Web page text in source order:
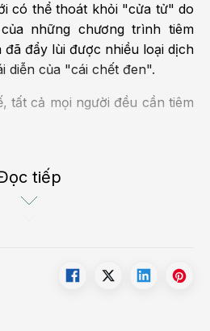
có thể thoát khỏi "cửa tử" do
những chương trình tiêm
đã đẩy lùi được nhiều loại dịch
diễn của "cái chết đen".
tất cả mọi người đều cần tiêm
bệnh do hệ miễn dịch chưa
tiêm phòng cho trẻ nhỏ là
mở rộng với các mũi tiêm
tiếp